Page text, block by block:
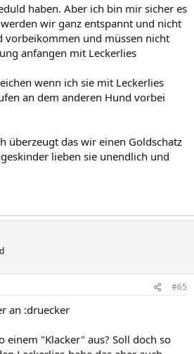
haben. Aber ich bin mir sicher es
wir ganz entspannt und nicht
vorbeikommen und müssen nicht
anfangen mit Leckerlies
wenn ich sie mit Leckerlies
an dem anderen Hund vorbei
überzeugt das wir einen Goldschatz
lieben sie unendlich und
#65
an :druecker
einem "Klacker" aus? Soll doch so